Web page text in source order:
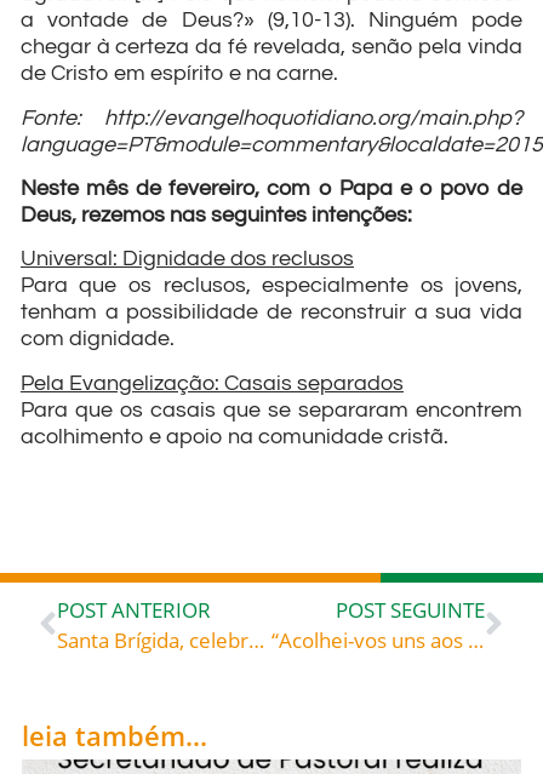
a vontade de Deus?» (9,10-13). Ninguém pode
chegar à certeza da fé revelada, senão pela vinda
de Cristo em espírito e na carne.
Fonte: http://evangelhoquotidiano.org/main.php?
Neste mês de fevereiro, com o Papa e o povo de
Deus, rezemos nas seguintes intenções:
Universal: Dignidade dos reclusos
Para que os reclusos, especialmente os jovens,
tenham a possibilidade de reconstruir a sua vida
com dignidade.
Pela Evangelização: Casais separados
Para que os casais que se separaram encontrem
acolhimento e apoio na comunidade cristã.
POST ANTERIOR
Santa Brígida, celebrada hoje, 01, roga por todos nós!
POST SEGUINTE
“Acolhei-vos uns aos outros, na medida em que também Cristo vos acolheu, para glória de Deus” (Rm 15, 7) – Palavra de vida de fevereiro, contribuição do Movimento dos Focolares
leia também...